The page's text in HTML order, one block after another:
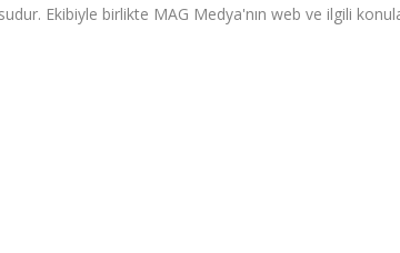
Ekibiyle birlikte MAG Medya'nın web ve ilgili